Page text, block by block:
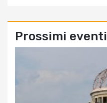
Prossimi eventi